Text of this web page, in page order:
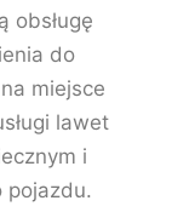
obsługę
do
miejsce
lawet
i
pojazdu.